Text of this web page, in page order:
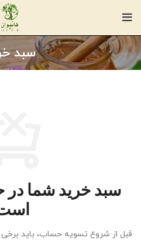
سبد
سبد خرید شما
قبل از شروع تسویه حساب، باید